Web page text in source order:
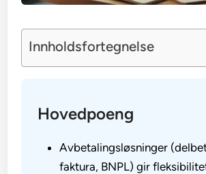
Innholdsfortegnelse
Hovedpoeng
Avbetalingsløsninger
faktura, BNPL) gir